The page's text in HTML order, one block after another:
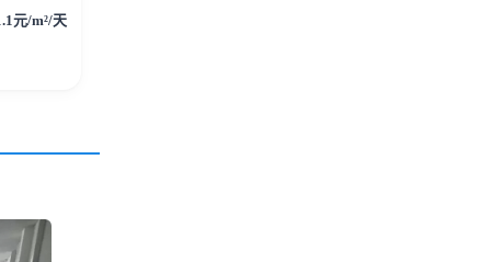
元/m²/天